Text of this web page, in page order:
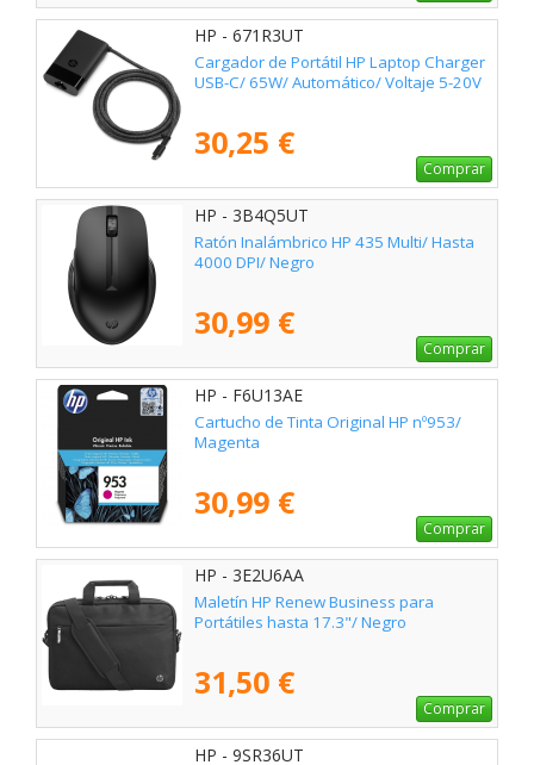
HP - 671R3UT
Cargador de Portátil HP Laptop Charger
USB-C/ 65W/ Automático/ Voltaje 5-20V
30,25 €
Comprar
HP - 3B4Q5UT
Ratón Inalámbrico HP 435 Multi/ Hasta
4000 DPI/ Negro
30,99 €
Comprar
HP - F6U13AE
Cartucho de Tinta Original HP nº953/
Magenta
30,99 €
Comprar
HP - 3E2U6AA
Maletín HP Renew Business para
Portátiles hasta 17.3"/ Negro
31,50 €
Comprar
HP - 9SR36UT